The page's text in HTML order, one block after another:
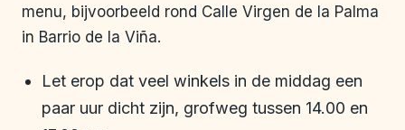
menu, bijvoorbeeld rond Calle Virgen de la Palma
in Barrio de la Viña.
Let erop dat veel winkels in de middag een
paar uur dicht zijn, grofweg tussen 14.00 en